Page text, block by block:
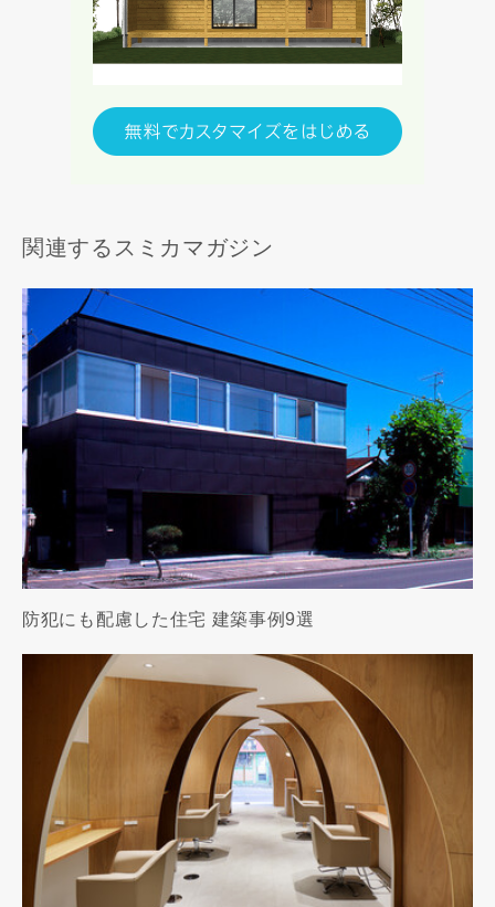
関連するスミカマガジン
防犯にも配慮した住宅 建築事例9選
キャンセル